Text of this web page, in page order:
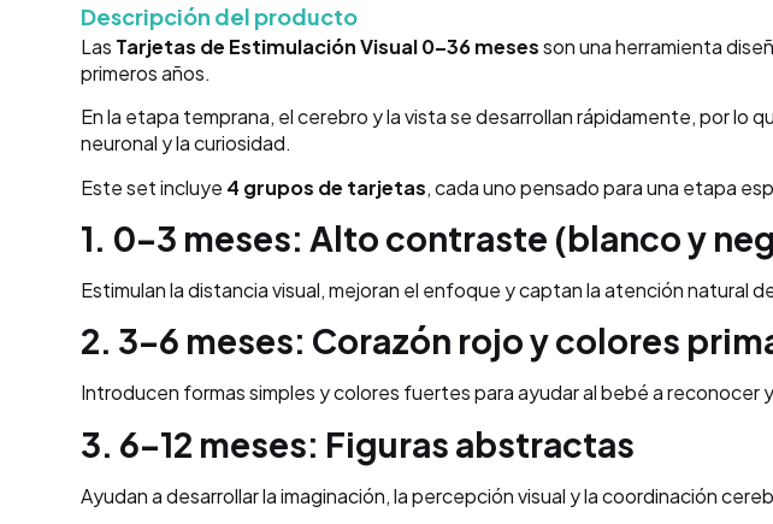
Descripción del producto
Las Tarjetas de Estimulación Visual 0–36 mesesson una herramienta
primeros años.
En la etapa temprana, el cerebro y la vista se desarrollan rápidamente, por
neuronal y la curiosidad.
Este set incluye 4 grupos de tarjetas, cada uno pensado para una etapa
1. 0–3 meses: Alto contraste (blanco y
Estimulan la distancia visual, mejoran el enfoque y captan la atención natural
2. 3–6 meses: Corazón rojo y colores
Introducen formas simples y colores fuertes para ayudar al bebé a reconocer
3. 6–12 meses: Figuras abstractas
Ayudan a desarrollar la imaginación, la percepción visual y la coordinación